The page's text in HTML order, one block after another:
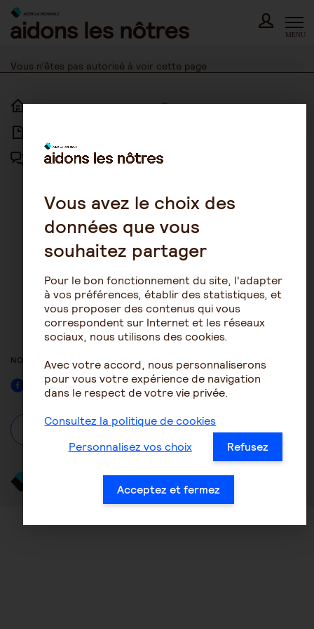
Skip
content
MENU
Vous n’êtes pas autorisé à voir cette page
ACCUEIL
FORUM
PLAN DU SITE
D’UTILISATION
POLITIQUE DE PROTECTION DES
GESTION DES COOKIES
ACCESSIBILITÉ : NON
CONFORME
NOUS SUIVRE
Facebook
À propos Se connecter / S'inscrire
Vous avez le choix des
données que vous
souhaitez partager
Pour le bon fonctionnement du site, l'adapter
à vos préférences, établir des statistiques, et
vous proposer des contenus qui vous
correspondent sur Internet et les réseaux
sociaux, nous utilisons des cookies.
Avec votre accord, nous personnaliserons
pour vous votre expérience de navigation
dans le respect de votre vie privée.
Consultez la politique de cookies
Personnalisez vos choix
Refusez
Acceptez et fermez